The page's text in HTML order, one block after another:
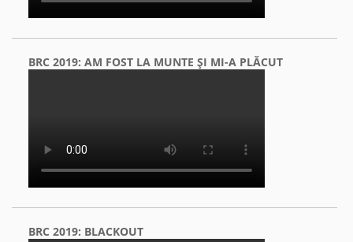
BRC 2019: AM FOST LA MUNTE ŞI MI-A PLĂCUT
BRC 2019: BLACKOUT